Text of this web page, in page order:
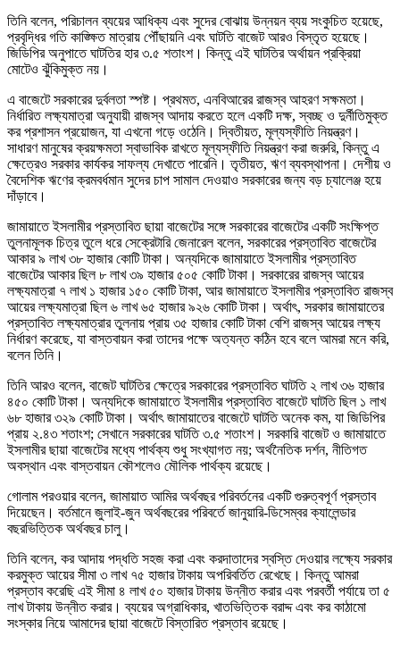
তিনি বলেন, পরিচালন ব্যয়ের আধিক্য এবং সুদের বোঝায় উন্নয়ন ব্যয় সংকুচিত হয়েছে,
প্রবৃদ্ধির গতি কাঙ্ক্ষিত মাত্রায় পৌঁছায়নি এবং ঘাটতি বাজেট আরও বিস্তৃত হয়েছে।
জিডিপির অনুপাতে ঘাটতির হার ৩.৫ শতাংশ। কিন্তু এই ঘাটতির অর্থায়ন প্রক্রিয়া
মোটেও ঝুঁকিমুক্ত নয়।
এ বাজেটে সরকারের দুর্বলতা স্পষ্ট। প্রথমত, এনবিআরের রাজস্ব আহরণ সক্ষমতা।
নির্ধারিত লক্ষ্যমাত্রা অনুযায়ী রাজস্ব আদায় করতে হলে একটি দক্ষ, স্বচ্ছ ও দুর্নীতিমুক্ত
কর প্রশাসন প্রয়োজন, যা এখনো গড়ে ওঠেনি। দ্বিতীয়ত, মূল্যস্ফীতি নিয়ন্ত্রণ।
সাধারণ মানুষের ক্রয়ক্ষমতা স্বাভাবিক রাখতে মূল্যস্ফীতি নিয়ন্ত্রণ করা জরুরি, কিন্তু এ
ক্ষেত্রেও সরকার কার্যকর সাফল্য দেখাতে পারেনি। তৃতীয়ত, ঋণ ব্যবস্থাপনা। দেশীয় ও
বৈদেশিক ঋণের ক্রমবর্ধমান সুদের চাপ সামাল দেওয়াও সরকারের জন্য বড় চ্যালেঞ্জ হয়ে
দাঁড়াবে।
জামায়াতে ইসলামীর প্রস্তাবিত ছায়া বাজেটের সঙ্গে সরকারের বাজেটের একটি সংক্ষিপ্ত
তুলনামূলক চিত্র তুলে ধরে সেক্রেটারি জেনারেল বলেন, সরকারের প্রস্তাবিত বাজেটের
আকার ৯ লাখ ৩৮ হাজার কোটি টাকা। অন্যদিকে জামায়াতে ইসলামীর প্রস্তাবিত
বাজেটের আকার ছিল ৮ লাখ ৩৯ হাজার ৫০৫ কোটি টাকা। সরকারের রাজস্ব আয়ের
লক্ষ্যমাত্রা ৭ লাখ ১ হাজার ১৫০ কোটি টাকা, আর জামায়াতে ইসলামীর প্রস্তাবিত রাজস্ব
আয়ের লক্ষ্যমাত্রা ছিল ৬ লাখ ৬৫ হাজার ৯২৬ কোটি টাকা। অর্থাৎ, সরকার জামায়াতের
প্রস্তাবিত লক্ষ্যমাত্রার তুলনায় প্রায় ৩৫ হাজার কোটি টাকা বেশি রাজস্ব আয়ের লক্ষ্য
নির্ধারণ করেছে, যা বাস্তবায়ন করা তাদের পক্ষে অত্যন্ত কঠিন হবে বলে আমরা মনে করি,
বলেন তিনি।
তিনি আরও বলেন, বাজেট ঘাটতির ক্ষেত্রে সরকারের প্রস্তাবিত ঘাটতি ২ লাখ ৩৬ হাজার
৪৫০ কোটি টাকা। অন্যদিকে জামায়াতে ইসলামীর প্রস্তাবিত বাজেটে ঘাটতি ছিল ১ লাখ
৬৮ হাজার ৩২৯ কোটি টাকা। অর্থাৎ জামায়াতের বাজেটে ঘাটতি অনেক কম, যা জিডিপির
প্রায় ২.৪৩ শতাংশ; সেখানে সরকারের ঘাটতি ৩.৫ শতাংশ। সরকারি বাজেট ও জামায়াতে
ইসলামীর ছায়া বাজেটের মধ্যে পার্থক্য শুধু সংখ্যাগত নয়; অর্থনৈতিক দর্শন, নীতিগত
অবস্থান এবং বাস্তবায়ন কৌশলেও মৌলিক পার্থক্য রয়েছে।
গোলাম পরওয়ার বলেন, জামায়াত আমির অর্থবছর পরিবর্তনের একটি গুরুত্বপূর্ণ প্রস্তাব
দিয়েছেন। বর্তমানে জুলাই-জুন অর্থবছরের পরিবর্তে জানুয়ারি-ডিসেম্বর ক্যালেন্ডার
বছরভিত্তিক অর্থবছর চালু।
তিনি বলেন, কর আদায় পদ্ধতি সহজ করা এবং করদাতাদের স্বস্তি দেওয়ার লক্ষ্যে সরকার
করমুক্ত আয়ের সীমা ৩ লাখ ৭৫ হাজার টাকায় অপরিবর্তিত রেখেছে। কিন্তু আমরা
প্রস্তাব করেছি এই সীমা ৪ লাখ ৫০ হাজার টাকায় উন্নীত করার এবং পরবর্তী পর্যায়ে তা ৫
লাখ টাকায় উন্নীত করার। ব্যয়ের অগ্রাধিকার, খাতভিত্তিক বরাদ্দ এবং কর কাঠামো
সংস্কার নিয়ে আমাদের ছায়া বাজেটে বিস্তারিত প্রস্তাব রয়েছে।